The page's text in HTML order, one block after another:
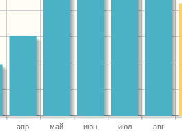
апр май июн июл авг